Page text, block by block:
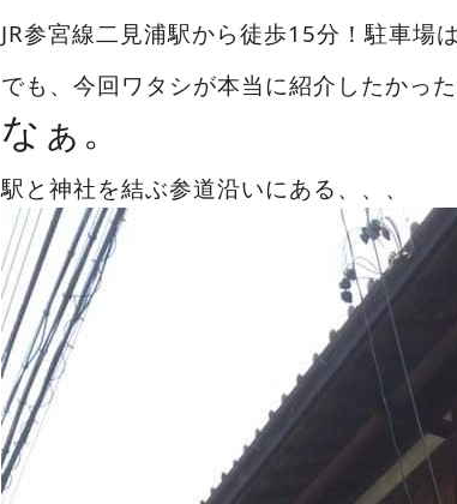
JR参宮線二見浦駅から徒歩15分！駐車場
でも、今回ワタシが本当に紹介したかっ
なぁ。
駅と神社を結ぶ参道沿いにある、、、